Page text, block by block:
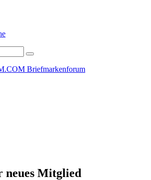
Briefmarkenforum
neues Mitglied